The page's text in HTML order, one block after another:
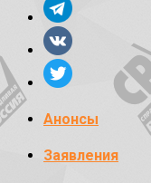
Анонсы
Заявления